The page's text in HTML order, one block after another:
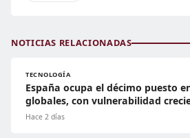
NOTICIAS RELACIONADAS
TECNOLOGÍA
España ocupa el décimo puesto
globales, con vulnerabilidad
Hace 2 días